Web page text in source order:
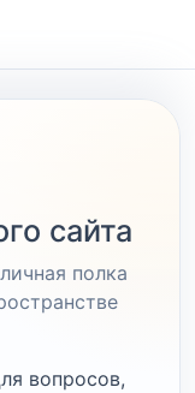
сайта
полка
вопросов,